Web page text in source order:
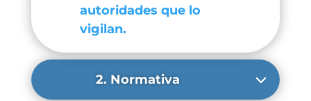
autoridades que lo
vigilan.
2. Normativa